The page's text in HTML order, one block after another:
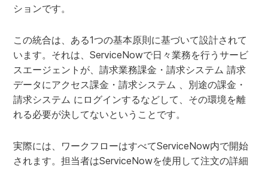
ションです。
この統合は、ある1つの基本原則に基づいて設計されて
います。それは、ServiceNowで日々業務を行うサービ
スエージェントが、請求業務課金・請求システム 請求
データにアクセス課金・請求システム 、別途の課金・
請求システム にログインするなどして、その環境を離
れる必要が決してないということです。
実際には、ワークフローはすべてServiceNow内で開始
されます。担当者はServiceNowを使用して注文の詳細